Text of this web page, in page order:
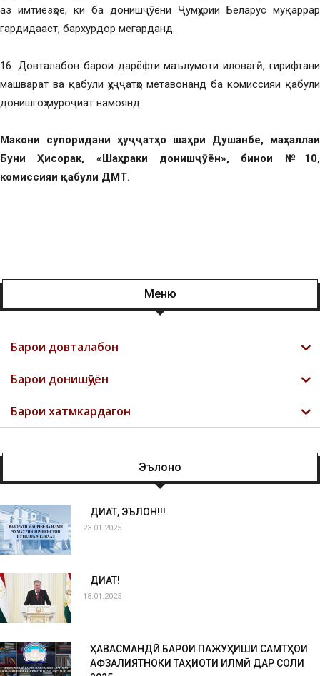
аз имтиёзҳое, ки ба донишҷӯёни Ҷумҳурии Беларус муқаррар
гардидааст, бархурдор мегарданд.
16. Довталабон барои дарёфти маълумоти иловагӣ, гирифтани
машварат ва қабули ҳуҷҷатҳо метавонанд ба комиссияи қабули
донишгоҳ муроҷиат намоянд.
Макони супоридани ҳуҷҷатҳо шаҳри Душанбе, маҳаллаи
Буни Ҳисорак, «Шаҳраки донишҷӯён», бинои №10,
комиссияи қабули ДМТ.
Меню
Барои довталабон
Барои донишҷӯён
Барои хатмкардагон
Эълонҳо
ДИҚҚАТ, ЭЪЛОН!!!
23.01.2025
ДИҚҚАТ!
18.01.2025
ҲАВАСМАНДӢ БАРОИ ПАЖУҲИШИ САМТҲОИ
АФЗАЛИЯТНОКИ ТАҲҚИҚОТИ ИЛМӢ ДАР СОЛИ